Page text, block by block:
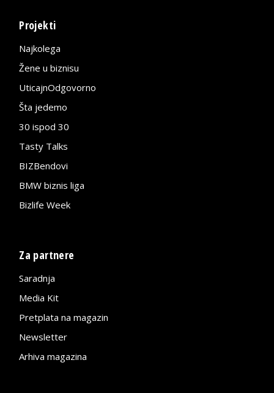
Projekti
Najkolega
Žene u biznisu
UticajnOdgovorno
Šta jedemo
30 ispod 30
Tasty Talks
BIZBendovi
BMW biznis liga
Bizlife Week
Za partnere
Saradnja
Media Kit
Pretplata na magazin
Newsletter
Arhiva magazina